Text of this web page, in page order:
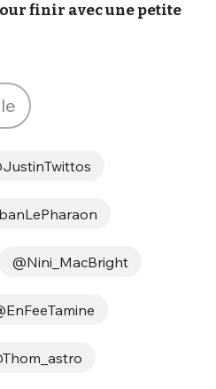
finir avec une petite
@Nini_MacBright